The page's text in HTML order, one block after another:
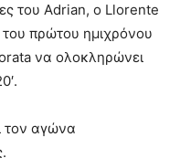
του Adrian, o Llorente
του πρώτου ημιχρόνου
να ολοκληρώνει
τον αγώνα